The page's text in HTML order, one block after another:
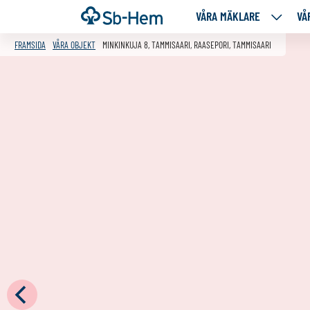
Till
innehållet
Framsida VÅRA MÄKLARE
VÅRA
FRAMSIDA VÅRA OBJEKT MINKINKUJA 8, TAMMISAARI, RAASEPORI, TAMMISAARI